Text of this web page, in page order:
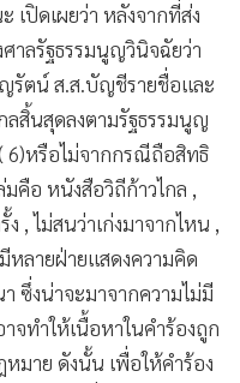
เปิดเผยว่า หลังจากที่ส่ง
าลรัฐธรรมนูญวินิจฉัยว่า
รัตน์ ส.ส.บัญชีรายชื่อและ
สิ้นสุดลงตามรัฐธรรมนูญ
6)หรือไม่จากกรณีถือสิทธิ
มคือ หนังสือวิถีก้าวไกล ,
, ไม่สนว่าเก่งมาจากไหน ,
หลายฝ่ายแสดงความคิด
ซึ่งน่าจะมาจากความไม่มี
จทำให้เนื้อหาในคำร้องถูก
มาย ดังนั้น เพื่อให้คำร้อง